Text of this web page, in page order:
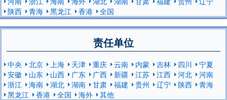
陕西
青海 黑龙江 香港 全国
责任单位
中央 北京 上海 天津 重庆 云南 内蒙 吉林 四川
宁夏
安徽
山东 山西 广东 广西 新疆 江苏 江西 河北
河南
浙江
海南 湖北 湖南 甘肃 福建 贵州 辽宁 陕西
青海
黑龙江
香港 全国 海外 其他